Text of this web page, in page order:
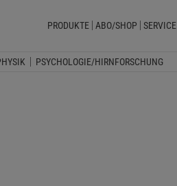
PRODUKTE ABO/SHOP SERVICE
PSYCHOLOGIE/HIRNFORSCHUNG